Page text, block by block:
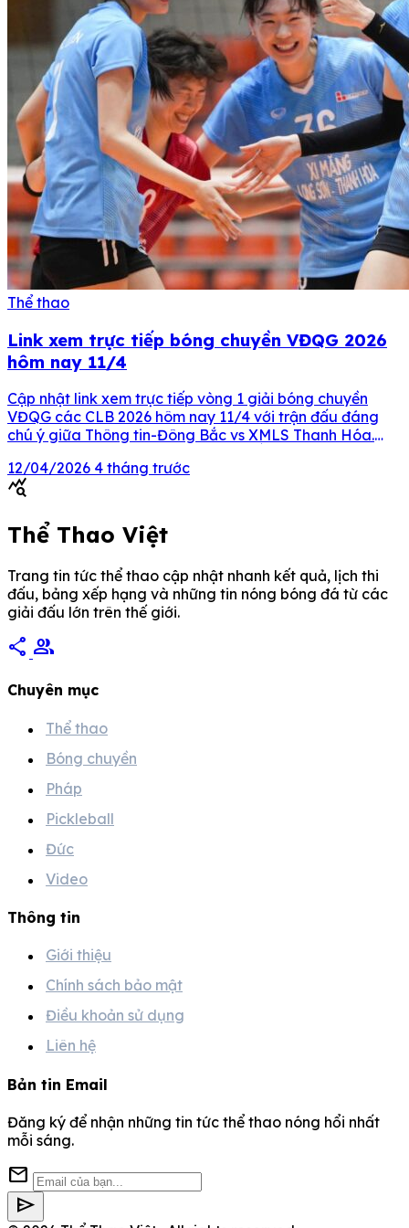
Thể thao
Link xem trực tiếp bóng chuyền VĐQG 2026
hôm nay 11/4
Cập nhật link xem trực tiếp vòng 1 giải bóng chuyền
VĐQG các CLB 2026 hôm nay 11/4 với trận đấu đáng
chú ý giữa Thông tin-Đông Bắc vs XMLS Thanh Hóa.
CHUYỀN VĐQG CÁC CLB 2026 NGÀY 11/4 LINK XEM
TRỰC TIẾP GIẢI BÓNG CHUYỀN […]
12/04/2026 4 tháng trước
query_stats
Thể Thao Việt
Trang tin tức thể thao cập nhật nhanh kết quả, lịch thi
đấu, bảng xếp hạng và những tin nóng bóng đá từ các
giải đấu lớn trên thế giới.
share group
Chuyên mục
Thể thao
Bóng chuyền
Pháp
Pickleball
Đức
Video
Thông tin
Giới thiệu
Chính sách bảo mật
Điều khoản sử dụng
Liên hệ
Bản tin Email
Đăng ký để nhận những tin tức thể thao nóng hổi nhất
mỗi sáng.
mail
send